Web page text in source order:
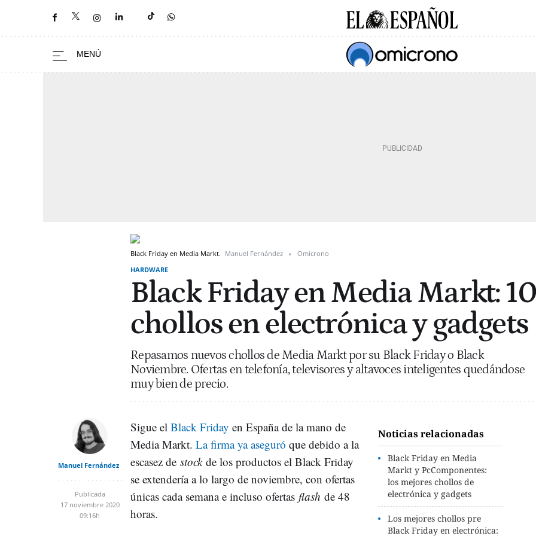
Black Friday en Media Markt. Manuel Fernández
Omicrono
HARDWARE
Black Friday en Media Markt: 10
chollos en electrónica y gadgets
Repasamos nuevos chollos de Media Markt por su Black Friday o Black
Noviembre. Ofertas en telefonía, televisores y altavoces inteligentes quedándose
muy bien de precio.
Manuel Fernández
Publicada
17 noviembre 2020
09:16h
Noticias relacionadas
Black Friday en Media
Markt y PcComponentes:
los mejores chollos de
electrónica y gadgets
Los mejores chollos pre
Black Friday en electrónica:
Sigue el Black Friday en España de la mano de
Media Markt. La firma ya aseguró que debido a la
escasez de stock de los productos el Black Friday
se extendería a lo largo de noviembre, con ofertas
únicas cada semana e incluso ofertas flash de 48
horas.